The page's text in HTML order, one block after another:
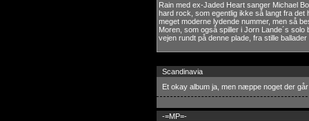
Rain med ex-Jaded Heart sanger Michael
hard rock, som egentlig ikke så langt fra det
meget moderne lydende nummer, men så
Moren, som også spiller i Jorn Lande´s
vejen rundt på denne plade, fra stille
Scandinavia
Et okay album ja, men næppe noget der
-=MP=-